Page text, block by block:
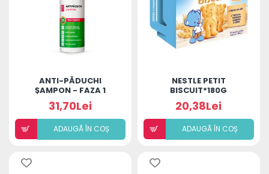
ANTI-PĂDUCHI
ȘAMPON - FAZA 1
31,70Lei
ADAUGÃ ÎN COȘ
NESTLE PETIT
BISCUIT*180G
20,38Lei
ADAUGÃ ÎN COȘ